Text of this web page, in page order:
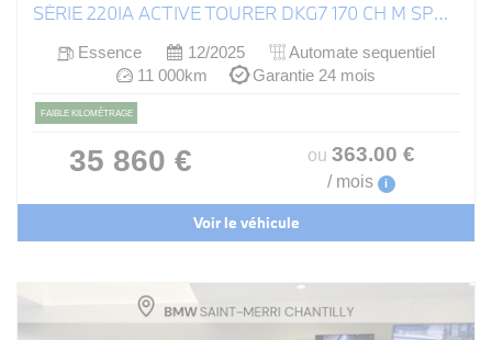
SÉRIE 220IA ACTIVE TOURER DKG7 170 CH M SPORT (U06)
Essence 12/2025
Automate sequentiel
11 000km
Garantie 24 mois
FAIBLE KILOMÉTRAGE
35 860 € ou 363.00 €
/ mois i
Voir le véhicule